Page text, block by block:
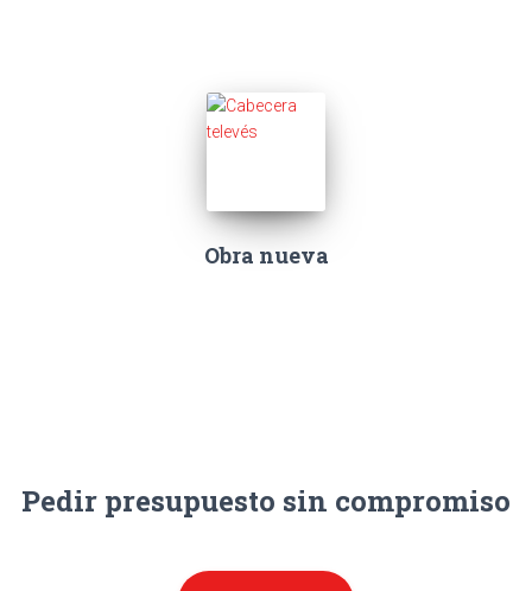
Obra nueva
Pedir presupuesto sin compromiso